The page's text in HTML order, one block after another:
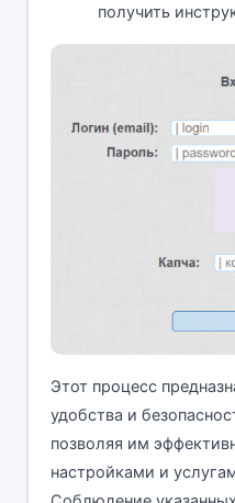
получить
Этот процесс
удобства и
позволяя им
настройками и